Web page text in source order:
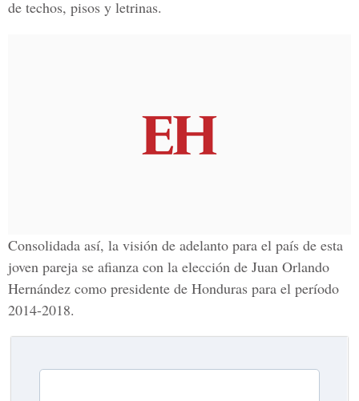
de techos, pisos y letrinas.
Consolidada así, la visión de adelanto para el país de esta
joven pareja se afianza con la elección de Juan Orlando
Hernández como presidente de Honduras para el período
2014-2018.